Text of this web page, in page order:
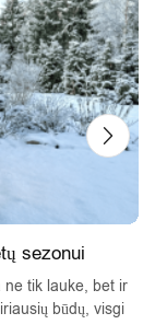
sezonui
ne tik lauke, bet ir
būdų, visgi